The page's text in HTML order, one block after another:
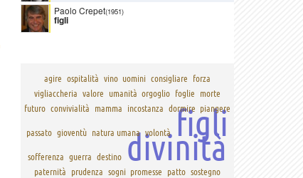
Paolo Crepet(1951)
figli
agire ospitalità vino uomini consigliare
forza
vigliaccheria valore umanità orgoglio foglie
morte
futuro convivialità mamma incostanza dormire piangere
passato gioventù natura umana volontà figli
sofferenza guerra destino divinità
paternità prudenza sogni promesse patto sostegno